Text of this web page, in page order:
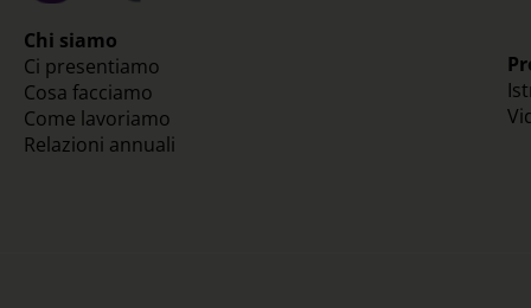
Chi siamo
Ci presentiamo
Cosa facciamo
Come lavoriamo
Relazioni annuali